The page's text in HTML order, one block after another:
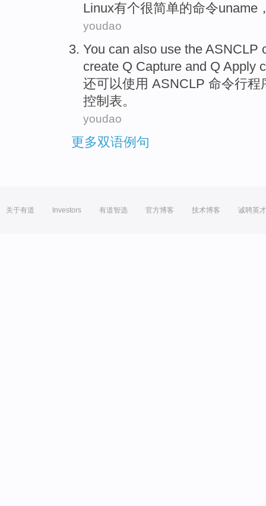
Linux有个很简单的命令uname
youdao
You can also use the ASNCLP
create Q Capture and Q Apply
还可以使用 ASNCLP 命令行程
控制 表。
youdao
更多双语例句
关于有道 Investors 有道智选 官方博客 技术博客 诚聘英才